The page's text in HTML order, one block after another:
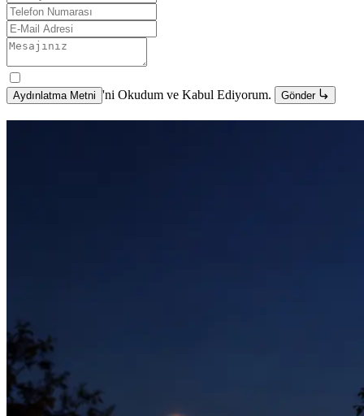
Aydınlatma Metni 'ni Okudum ve Kabul Ediyorum. Gönder